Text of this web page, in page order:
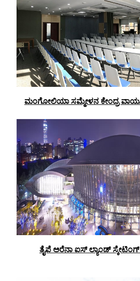
ಮಂಗೋಲಿಯಾ ಸಮ್ಮೇಳನ ಕೇಂದ್ರ
ತೈಪೆ ಅರೆನಾ ಐಸ್ ಲ್ಯಾಂಡ್